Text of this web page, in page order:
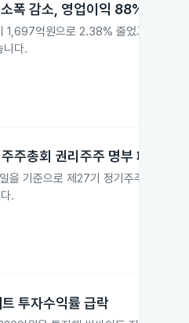
폭 감소, 영업이익 88% 급감
1,697억원으로 2.38% 줄었고, 영업이
니다.
주총회 권리주주 명부 폐쇄 공시
을 기준으로 제27기 정기주주총회 권
.
투자수익률 급락